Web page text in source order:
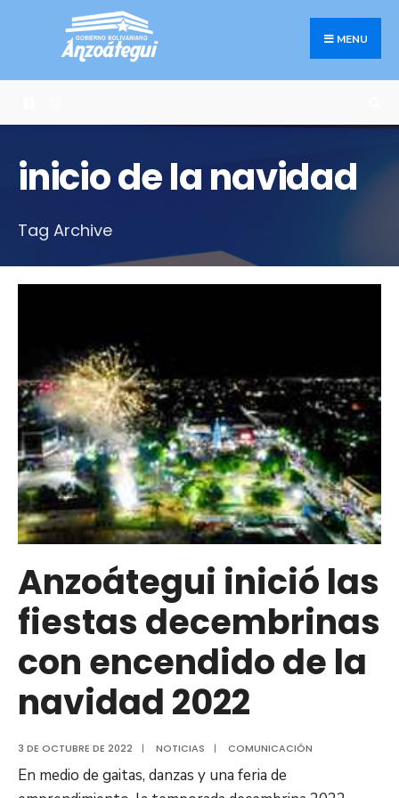
MENU
inicio de la navidad
Tag Archive
Anzoátegui inició las
fiestas decembrinas
con encendido de la
navidad 2022
3 DE OCTUBRE DE 2022 | NOTICIAS | COMUNICACIÓN
En medio de gaitas, danzas y una feria de
Search